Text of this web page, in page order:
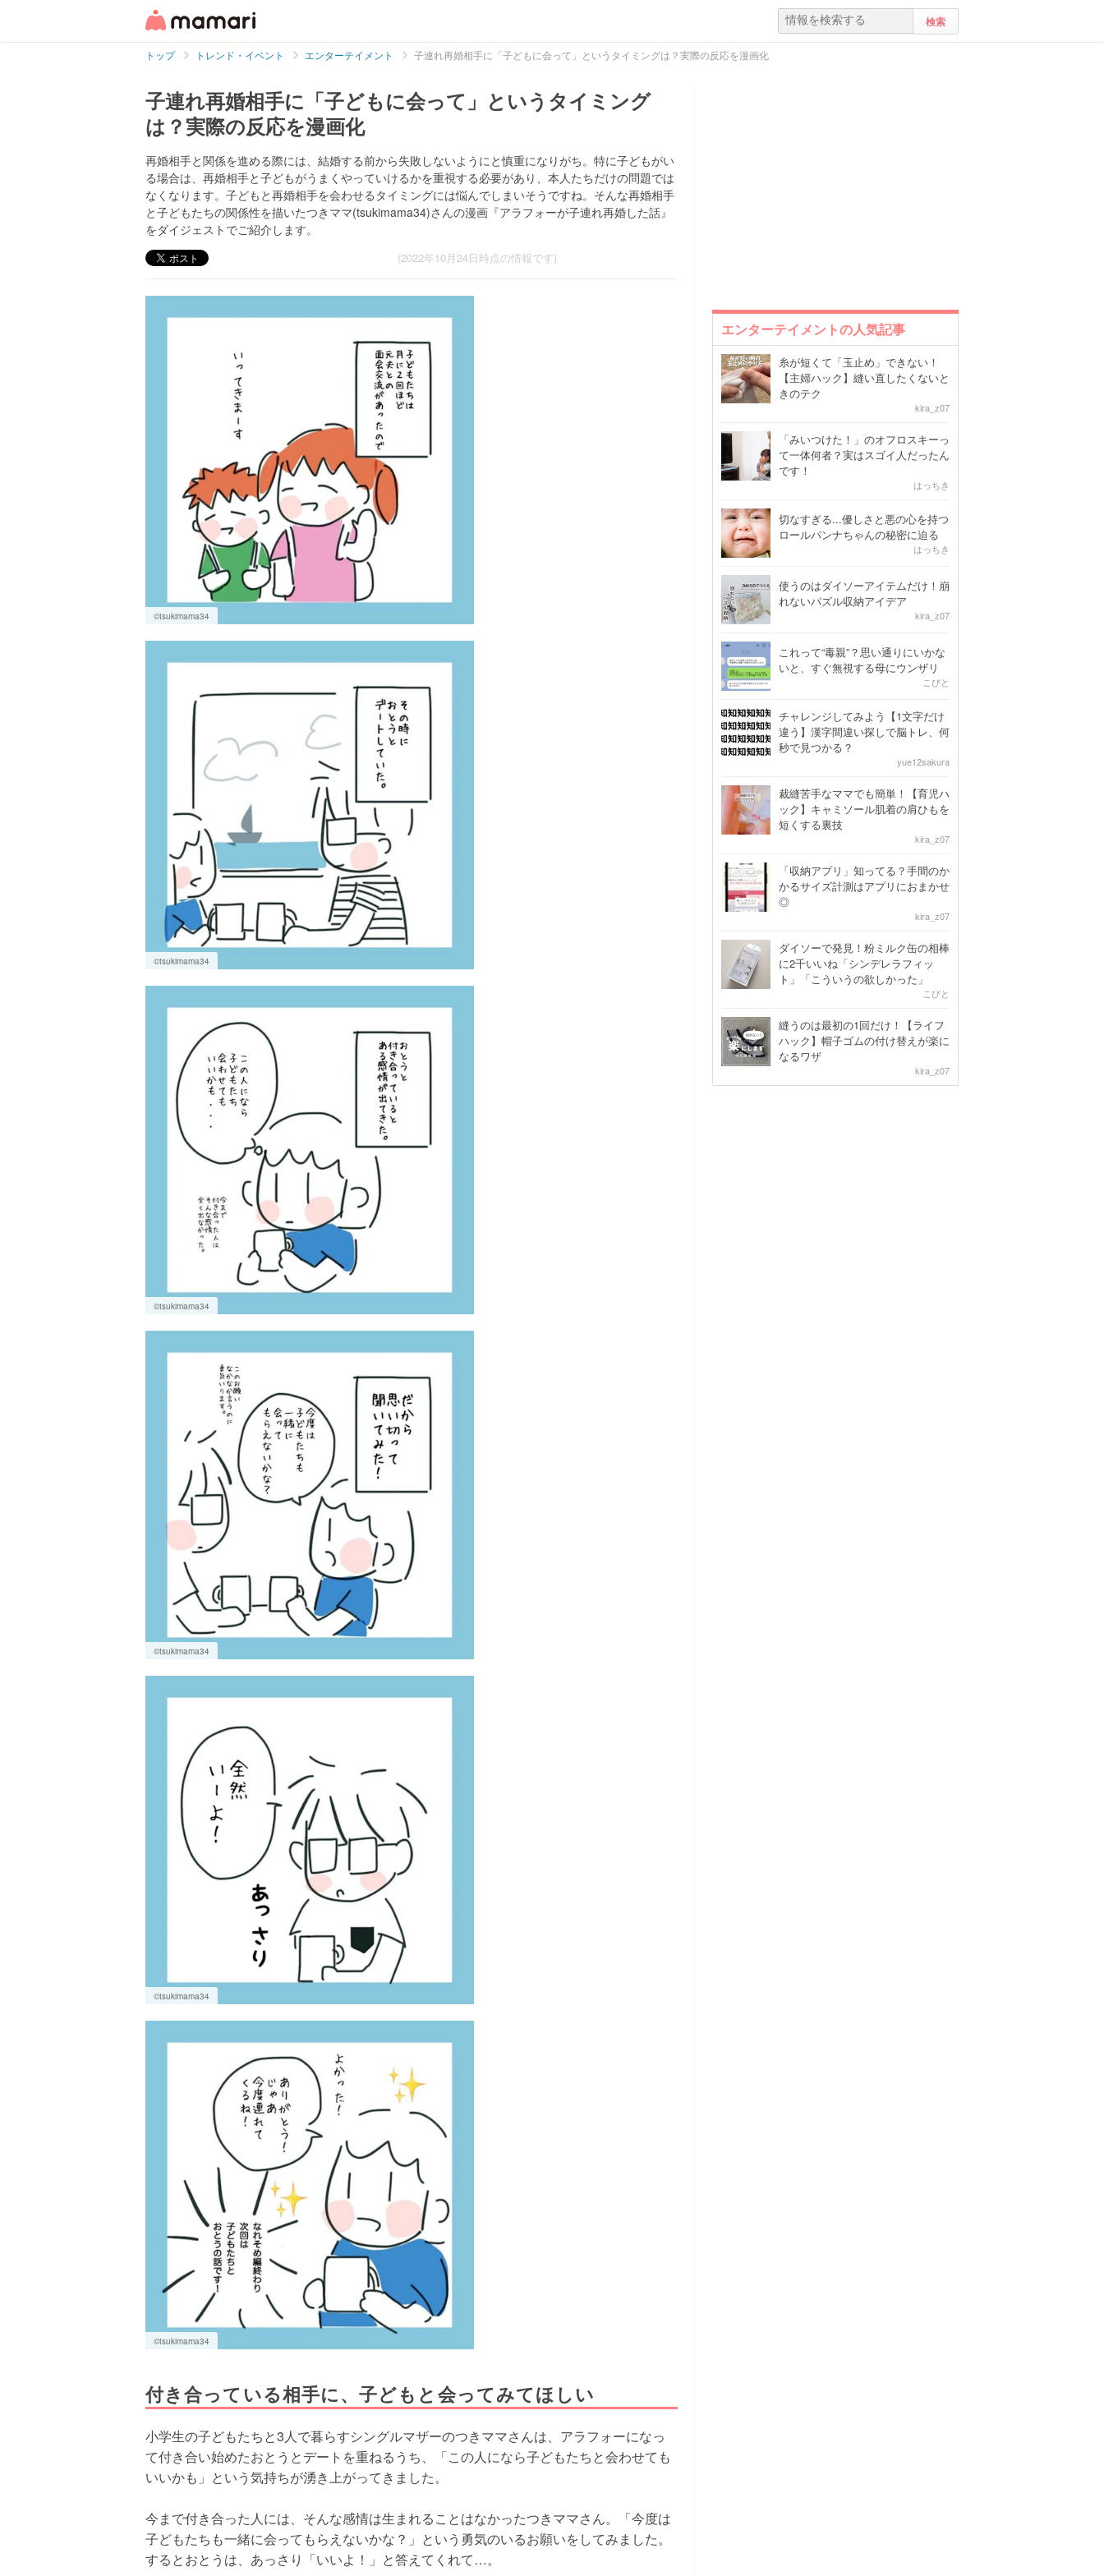
トップ トレンド・イベント エンターテイメント 子連れ再婚相手に「子どもに会って」というタイミングは？実際の反応を漫画化
子連れ再婚相手に「子どもに会って」というタイミング
は？実際の反応を漫画化
再婚相手と関係を進める際には、結婚する前から失敗しないようにと慎重になりがち。特に子どもがい
る場合は、再婚相手と子どもがうまくやっていけるかを重視する必要があり、本人たちだけの問題では
なくなります。子どもと再婚相手を会わせるタイミングには悩んでしまいそうですね。そんな再婚相手
と子どもたちの関係性を描いたつきママ(tsukimama34)さんの漫画『アラフォーが子連れ再婚した話』
をダイジェストでご紹介します。
(2022年10月24日時点の情報です)
©tsukimama34
©tsukimama34
©tsukimama34
©tsukimama34
©tsukimama34
©tsukimama34
付き合っている相手に、子どもと会ってみてほしい
小学生の子どもたちと3人で暮らすシングルマザーのつきママさんは、アラフォーになっ
て付き合い始めたおとうとデートを重ねるうち、「この人になら子どもたちと会わせても
いいかも」という気持ちが湧き上がってきました。
今まで付き合った人には、そんな感情は生まれることはなかったつきママさん。「今度は
子どもたちも一緒に会ってもらえないかな？」という勇気のいるお願いをしてみました。
するとおとうは、あっさり「いいよ！」と答えてくれて…。
エンターテイメントの人気記事
糸が短くて「玉止め」できない！
【主婦ハック】縫い直したくないと
きのテク
kira_z07
「みいつけた！」のオフロスキーっ
て一体何者？実はスゴイ人だったん
です！
はっちき
切なすぎる...優しさと悪の心を持つ
ロールパンナちゃんの秘密に迫る
はっちき
使うのはダイソーアイテムだけ！崩
れないパズル収納アイデア
kira_z07
これって“毒親”？思い通りにいかな
いと、すぐ無視する母にウンザリ
こびと
チャレンジしてみよう【1文字だけ
違う】漢字間違い探しで脳トレ、何
秒で見つかる？
yue12sakura
裁縫苦手なママでも簡単！【育児ハ
ック】キャミソール肌着の肩ひもを
短くする裏技
kira_z07
「収納アプリ」知ってる？手間のか
かるサイズ計測はアプリにおまかせ
◎
kira_z07
ダイソーで発見！粉ミルク缶の相棒
に2千いいね「シンデレラフィッ
ト」「こういうの欲しかった」
こびと
縫うのは最初の1回だけ！【ライフ
ハック】帽子ゴムの付け替えが楽に
なるワザ
kira_z07